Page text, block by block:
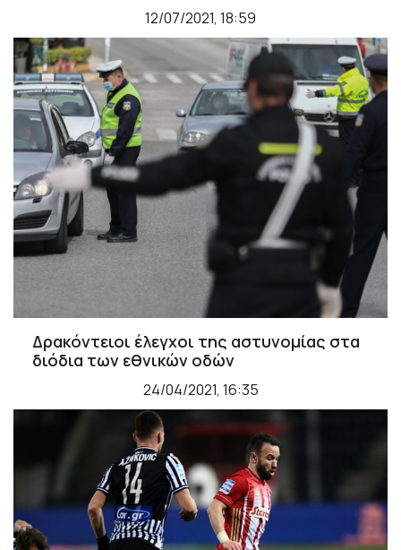
12/07/2021, 18:59
Δρακόντειοι έλεγχοι της αστυνομίας στα
διόδια των εθνικών οδών
24/04/2021, 16:35